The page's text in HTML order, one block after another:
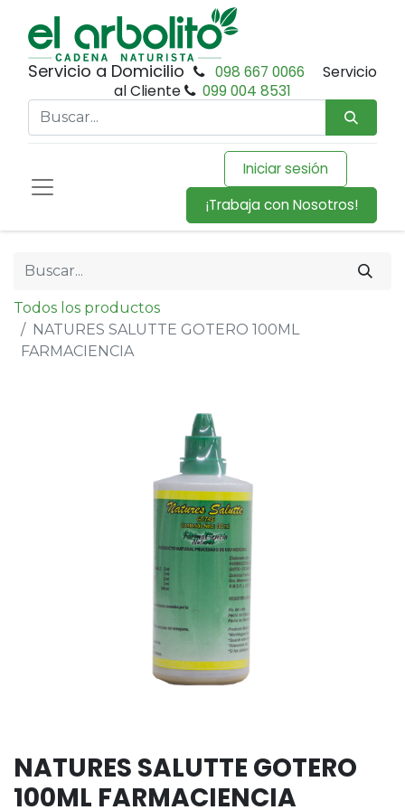
Servicio a Domicilio 098 667 0066
Servicio
al Cliente
099 004 8531
Iniciar sesión
¡Trabaja con Nosotros!
Todos los productos
NATURES SALUTTE GOTERO 100ML
FARMACIENCIA
NATURES SALUTTE GOTERO
100ML FARMACIENCIA